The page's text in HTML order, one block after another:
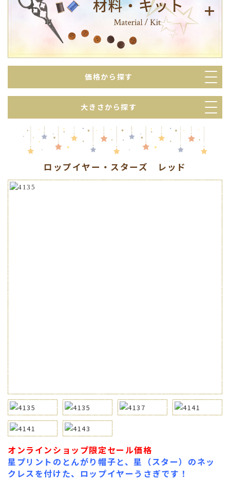
価格から探す
大きさから探す
ロップイヤー・スターズ レッド
オンラインショップ限定セール価格
星プリントのとんがり帽子と、星（スター）のネッ
クレスを付けた、ロップイヤーうさぎです！